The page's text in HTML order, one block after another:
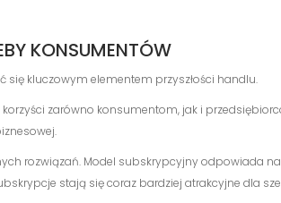
KONSUMENTÓW
kluczowym elementem przyszłości handlu.
zarówno konsumentom, jak i
rozwiązań. Model subskrypcyjny odpowiada
stają się coraz bardziej atrakcyjne dla